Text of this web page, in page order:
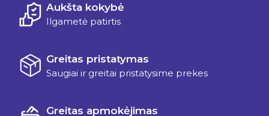
Aukšta kokybė
Ilgametė patirtis
Greitas pristatymas
Saugiai ir greitai pristatysime prekes
Greitas apmokėjimas